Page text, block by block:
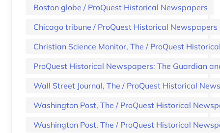
Boston globe / ProQuest Historical Newspapers
Chicago tribune / ProQuest Historical Newspapers
Christian Science Monitor, The / ProQuest
ProQuest Historical Newspapers: The Guardian
Wall Street Journal, The / ProQuest Historical
Washington Post, The / ProQuest Historical
Washington Post, The / ProQuest Historical